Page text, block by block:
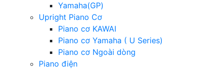
Yamaha(GP)
Upright Piano Cơ
Piano cơ KAWAI
Piano cơ Yamaha ( U Series)
Piano cơ Ngoài dòng
Piano điện